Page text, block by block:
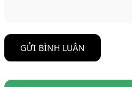
GỬI BÌNH LUẬN